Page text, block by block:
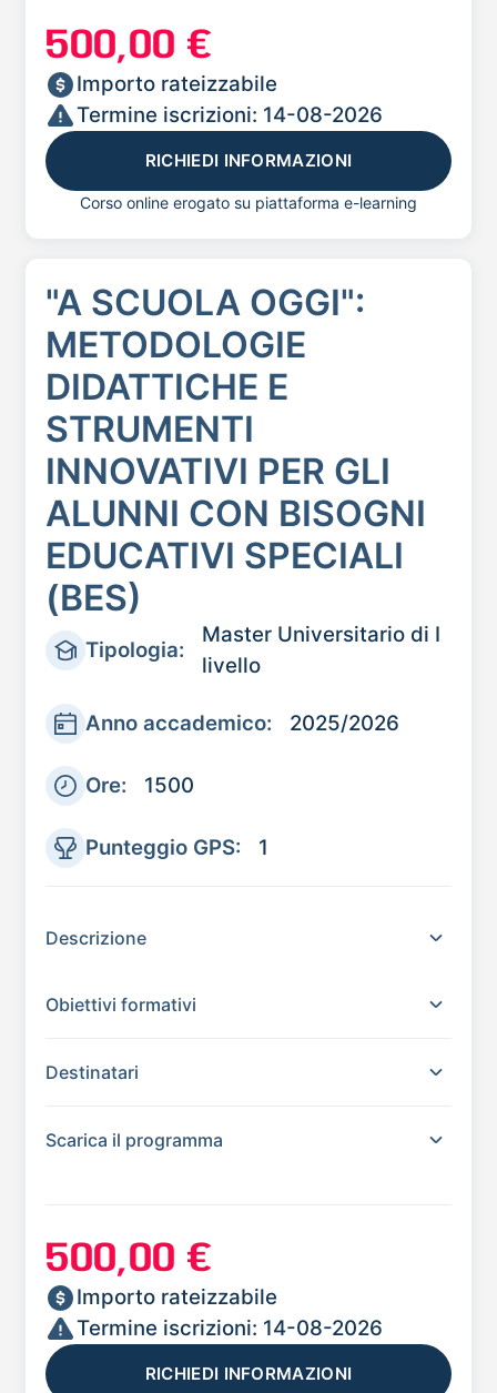
500,00 €
Importo rateizzabile
Termine iscrizioni: 14-08-2026
RICHIEDI INFORMAZIONI
Corso online erogato su piattaforma e-learning
"A SCUOLA OGGI":
METODOLOGIE
DIDATTICHE E
STRUMENTI
INNOVATIVI PER GLI
ALUNNI CON BISOGNI
EDUCATIVI SPECIALI
(BES)
Tipologia:
Master Universitario di I
livello
Anno accademico: 2025/2026
Ore: 1500
Punteggio GPS: 1
Descrizione
Obiettivi formativi
Destinatari
Scarica il programma
500,00 €
Importo rateizzabile
Termine iscrizioni: 14-08-2026
RICHIEDI INFORMAZIONI